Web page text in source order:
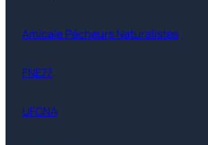
Amicale Pécheurs Naturalistes
FNE77
UFCNA